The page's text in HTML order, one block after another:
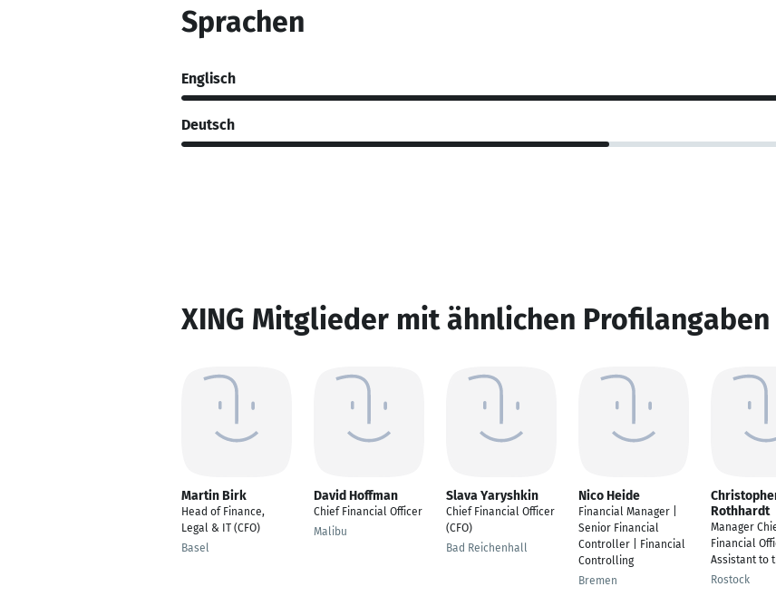
Sprachen
Englisch
Deutsch
XING Mitglieder mit ähnlichen Profilangaben
Martin Birk
Head of Finance,
Legal & IT (CFO)
Basel
David Hoffman
Chief Financial Officer
Malibu
Slava Yaryshkin
Chief Financial Officer
(CFO)
Bad Reichenhall
Nico Heide
Financial Manager |
Senior Financial
Controller | Financial
Controlling
Bremen
Rothhardt
Manager
Financial
Assistant to
Rostock